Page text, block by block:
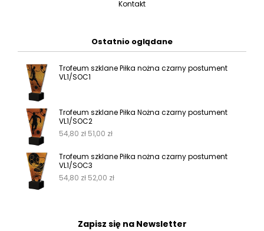
Kontakt
Ostatnio oglądane
Trofeum szklane Piłka nożna czarny postument
VL1/SOC1
Trofeum szklane Piłka Nożna czarny postument
VL1/SOC2
54,80 zł 51,00 zł
Trofeum szklane Piłka nożna czarny postument
VL1/SOC3
54,80 zł 52,00 zł
Zapisz się na Newsletter